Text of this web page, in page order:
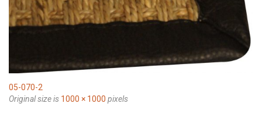
05-070-2
Original size is 1000 × 1000 pixels